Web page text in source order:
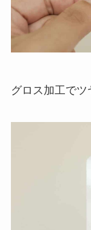
グロス加工でツ